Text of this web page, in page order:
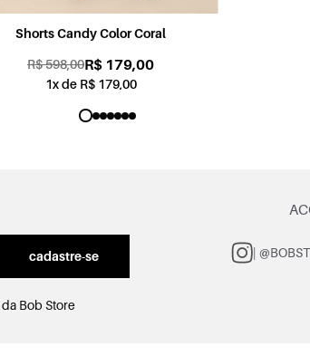
Shorts Sabrina Jogging Color Rosa
R$ 598,00R$ 179,00
1x de R$ 179,00
cadastre-se
da Bob Store
|